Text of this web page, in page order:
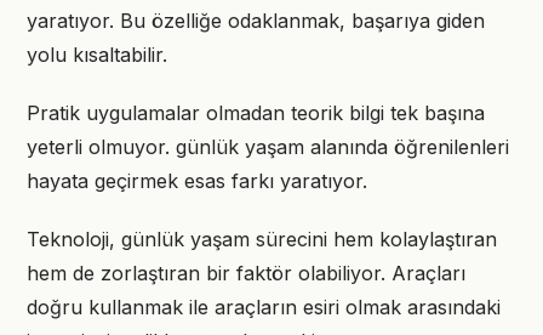
yaratıyor. Bu özelliğe odaklanmak, başarıya giden
yolu kısaltabilir.
Pratik uygulamalar olmadan teorik bilgi tek başına
yeterli olmuyor. günlük yaşam alanında öğrenilenleri
hayata geçirmek esas farkı yaratıyor.
Teknoloji, günlük yaşam sürecini hem kolaylaştıran
hem de zorlaştıran bir faktör olabiliyor. Araçları
doğru kullanmak ile araçların esiri olmak arasındaki